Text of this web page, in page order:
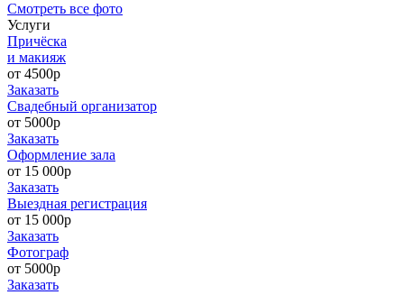
Cмотреть все фото
Услуги
Причёска
и макияж
от 4500р
Заказать
Свадебный организатор
от 5000р
Заказать
Оформление зала
от 15 000р
Заказать
Выездная регистрация
от 15 000р
Заказать
Фотограф
от 5000р
Заказать